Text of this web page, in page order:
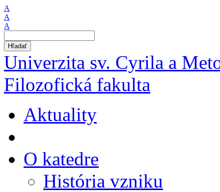
A
A
A
Hľadať
Univerzita sv. Cyrila a
Filozofická fakulta
Aktuality
O katedre
História vzniku